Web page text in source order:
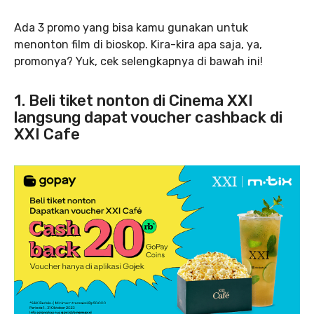
Ada 3 promo yang bisa kamu gunakan untuk
menonton film di bioskop. Kira-kira apa saja, ya,
promonya? Yuk, cek selengkapnya di bawah ini!
1. Beli tiket nonton di Cinema XXI
langsung dapat voucher cashback di
XXI Cafe